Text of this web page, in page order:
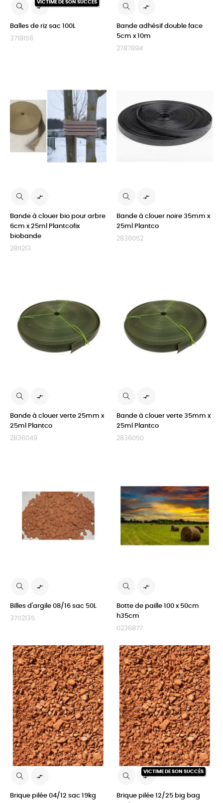
VICTIME DE SON SUCCÈS

Balles de riz sac 100L
3718156

Bande adhésif double face
5cm x 10m
2787894

Bande à clouer bio pour arbre
6cm x 25ml Plantcofix
biobande
2811213

Bande à clouer noire 35mm x
25ml Plantco
2836052

Bande à clouer verte 25mm x
25ml Plantco
2836049

Bande à clouer verte 35mm x
25ml Plantco
2836050

Billes d'argile 08/16 sac 50L
3702135

Botte de paille 100 x 50cm
h35cm
0236877

Brique pilée 04/12 sac 19kg
VICTIME DE SON SUCCÈS

Brique pilée 12/25 big bag